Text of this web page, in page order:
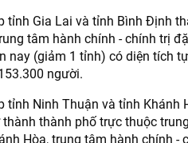
tỉnh Gia Lai và tỉnh Bình Định
tâm hành chính - chính trị
nay (giảm 1 tỉnh) có diện tích
người.
tỉnh Ninh Thuận và tỉnh Khánh
thành thành phố trực thuộc
Hòa, trung tâm hành chính -